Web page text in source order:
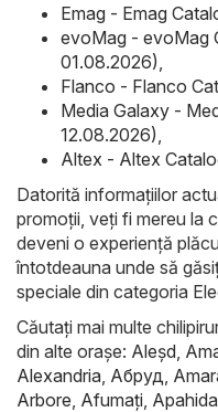
Emag - Emag
evoMag - evoMag
01.08.2026)
Flanco - Flanco
Media Galaxy -
12.08.2026)
Altex - Altex
Datorită informațiilor
promoții, veți fi mereu la
deveni o experiență
întotdeauna unde să
speciale din categoria
Căutați mai multe
din alte orașe: Aleşd
Alexandria Абруд
Arbore Afumaţi Apahida